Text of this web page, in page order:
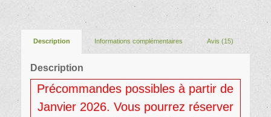
Description Informations complémentaires Avis (15)
Description
Précommandes possibles à partir de
Janvier 2026. Vous pourrez réserver